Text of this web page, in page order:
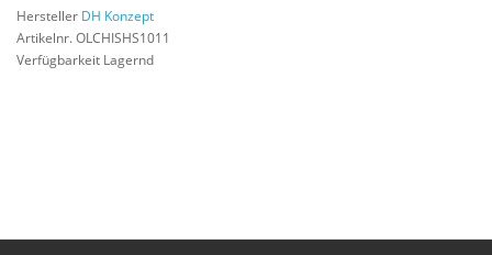
Hersteller DH Konzept
Artikelnr. OLCHISHS1011
Verfügbarkeit Lagernd